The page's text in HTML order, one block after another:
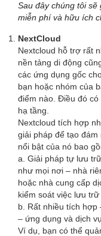
Sau đây chúng tôi
miễn phí và hữu ích
NextCloud
Nextcloud hỗ trợ rất
nền tảng di động
các ứng dụng gốc
bạn hoặc nhóm của
điểm nào. Điều đó
hạ tầng.
Nextcloud tích hợp
giải pháp để tạo
nổi bật của nó bao
a. Giải pháp tự lưu
như mọi nơi – nhà
hoặc nhà cung cấp
kiểm soát việc lưu trữ
b. Rất nhiều tích
– ứng dụng và dịch
Ví dụ, bạn có thể